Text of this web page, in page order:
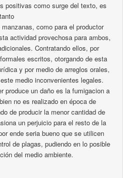
positivas como surge del texto, es
como para el productor
actividad provechosa para ambos,
Contratando ellos, por
escritos, otorgando de esta
y por medio de arreglos orales,
medio inconvenientes legales.
produce un daño es la fumigacion a
no es realizado en época de
de producir la menor cantidad de
un perjuicio para el resto de la
ende seria bueno que se utilicen
de plagas, pudiendo en lo posible
del medio ambiente.